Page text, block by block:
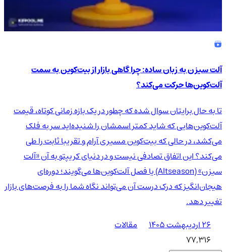
آلت سیزن به زبان ساده: چرا گاهی بازار از بیت‌کوین به سمت
آلت‌کوین‌ها حرکت می‌کند؟
تا به حال برایتان سوال شده که چطور در یک بازه زمانی کوتاه، قیمت
آلت‌کوین‌هایی که شاید کمتر اسمشان را شنیده‌اید سر به فلک
می‌کشد، در حالی که بیت‌کوین مسیری آرام و تقریبا ثابت را طی
می‌کند؟ این اتفاق تصادفی نیست و در دنیای کریپتو به آن «آلت
سیزن» (Altseason) یا فصل آلت‌کوین‌ها می‌گویند؛ دوره‌ای
هیجان‌انگیز که درک درست آن می‌تواند نگاه شما را به فرصت‌های بازار
تغییر دهد.
۲۶ اردیبهشت ۱۴۰۵
مقالات
77,316